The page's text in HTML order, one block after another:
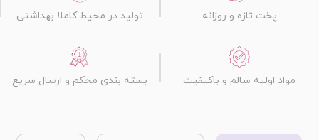
پخت تازه و روزانه تولید در محیط کاملا بهداشتی
مواد اولیه سالم و باکیفیت بسته بندی محکم و ارسال سریع